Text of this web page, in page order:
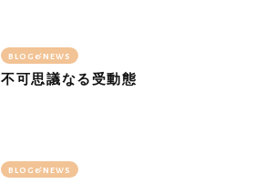
BLOG&NEWS
不可思議なる受動態
BLOG&NEWS